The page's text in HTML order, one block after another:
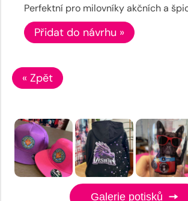
Perfektní pro milovníky akčních a
Přidat do návrhu »
« Zpět
Galerie potisků